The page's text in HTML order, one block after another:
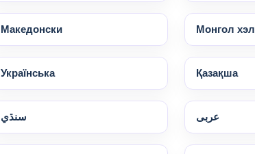
Македонски Монгол хэл
Українська Қазақша
سنڌي عربى